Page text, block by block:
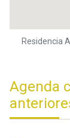
Residencia
Agenda